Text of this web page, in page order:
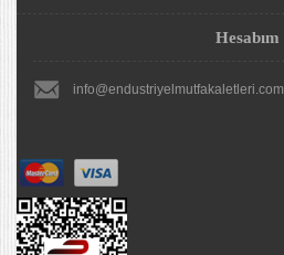
Hesabım
info@endustriyelmutfakaletleri.com